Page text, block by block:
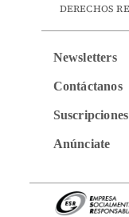
DERECHOS
Newsletters
Contáctanos
Suscripciones
Anúnciate